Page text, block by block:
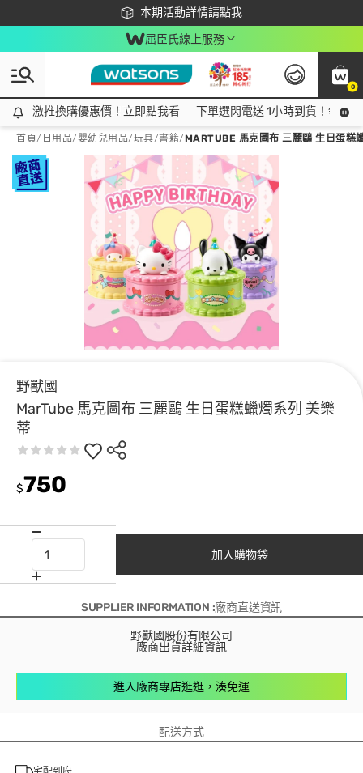
本期活動詳情請點我
下載app最高回饋$350
屈臣氏線上服務
0
激推換購優惠價！立即點我看
激推換購優惠價！立即點我看 下單選閃電送 1小時到貨！領神
首頁/ 日用品/嬰幼兒用品/玩具/書籍/MARTUBE 馬克圖布 三麗鷗 生日蛋糕
野獸國
MarTube 馬克圖布 三麗鷗 生日蛋糕蠟燭系列 美樂
蒂
$750
加入購物袋
SUPPLIER INFORMATION :廠商直送資訊
野獸國股份有限公司
廠商出貨詳細資訊
進入廠商專店逛逛，湊免運
配送方式